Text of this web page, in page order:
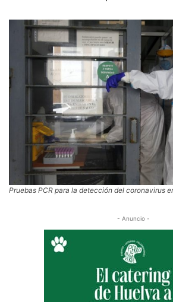
Pruebas PCR para la detección del coronavirus
- Anuncio -